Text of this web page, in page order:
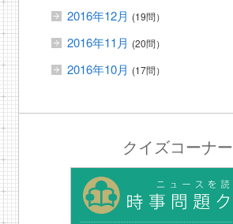
2016年12月 (19問）
2016年11月 (20問）
2016年10月 (17問）
クイズコーナー